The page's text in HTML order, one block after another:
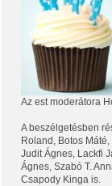
Az est moderátora
A beszélgetésben
Roland, Botos
Judit Ágnes, Lackfi
Ágnes, Szabó T.
Csapody Kinga is.